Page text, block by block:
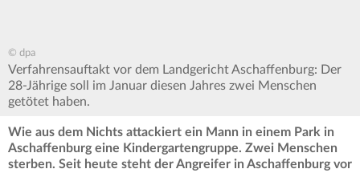
© dpa
Verfahrensauftakt vor dem Landgericht Aschaffenburg: Der
28-Jährige soll im Januar diesen Jahres zwei Menschen
getötet haben.
Wie aus dem Nichts attackiert ein Mann in einem Park in
Aschaffenburg eine Kindergartengruppe. Zwei Menschen
sterben. Seit heute steht der Angreifer in Aschaffenburg vor